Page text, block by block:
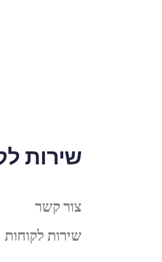
שירות
צור קשר
שירות לקוחות